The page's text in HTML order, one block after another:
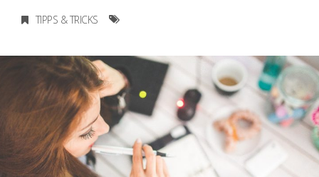
TIPPS & TRICKS